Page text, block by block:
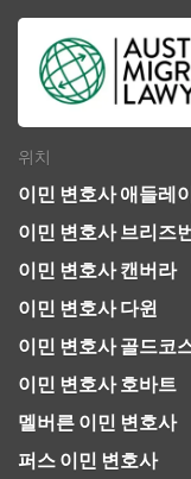
위치
이민 변호사 애들레
이민 변호사 브리즈
이민 변호사 캔버라
이민 변호사 다윈
이민 변호사 골드코
이민 변호사 호바트
멜버른 이민 변호사
퍼스 이민 변호사